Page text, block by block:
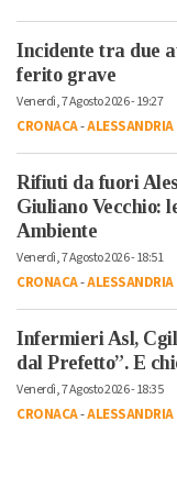
Incidente tra due
ferito grave
Venerdì, 7 Agosto 2026 - 19:27
CRONACA-ALESSANDRIA
Rifiuti da fuori
Giuliano Vecchio:
Ambiente
Venerdì, 7 Agosto 2026 - 18:51
CRONACA-ALESSANDRIA
Infermieri Asl,
dal Prefetto”. E
Venerdì, 7 Agosto 2026 - 18:35
CRONACA-ALESSANDRIA